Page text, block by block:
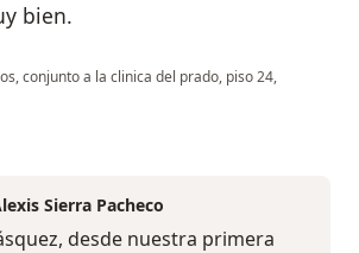
bien.
conjunto a la clinica del prado, piso 24,
S. Velazquez
Sierra Pacheco
desde nuestra primera